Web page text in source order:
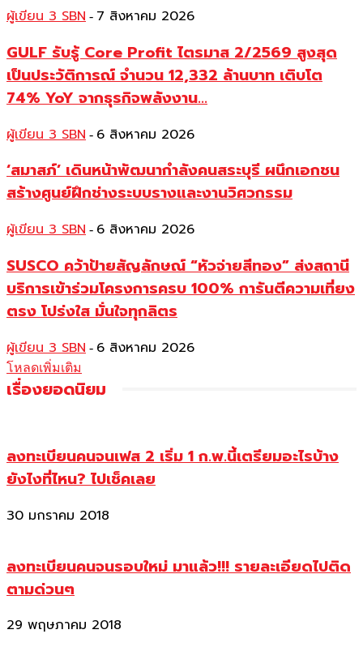
ผู้เขียน 3 SBN - 7 สิงหาคม 2026
GULF รับรู้ Core Profit ไตรมาส 2/2569 สูงสุด
เป็นประวัติการณ์ จำนวน 12,332 ล้านบาท เติบโต
74% YoY จากธุรกิจพลังงาน...
ผู้เขียน 3 SBN - 6 สิงหาคม 2026
‘สมาสภ์’ เดินหน้าพัฒนากำลังคนสระบุรี ผนึกเอกชน
สร้างศูนย์ฝึกช่างระบบรางและงานวิศวกรรม
ผู้เขียน 3 SBN - 6 สิงหาคม 2026
SUSCO คว้าป้ายสัญลักษณ์ “หัวจ่ายสีทอง” ส่งสถานี
บริการเข้าร่วมโครงการครบ 100% การันตีความเที่ยง
ตรง โปร่งใส มั่นใจทุกลิตร
ผู้เขียน 3 SBN - 6 สิงหาคม 2026
โหลดเพิ่มเติม
เรื่องยอดนิยม
ลงทะเบียนคนจนเฟส 2 เริ่ม 1 ก.พ.นี้เตรียมอะไรบ้าง
ยังไงที่ไหน? ไปเช็คเลย
30 มกราคม 2018
ลงทะเบียนคนจนรอบใหม่ มาแล้ว!!! รายละเอียดไปติด
ตามด่วนๆ
29 พฤษภาคม 2018